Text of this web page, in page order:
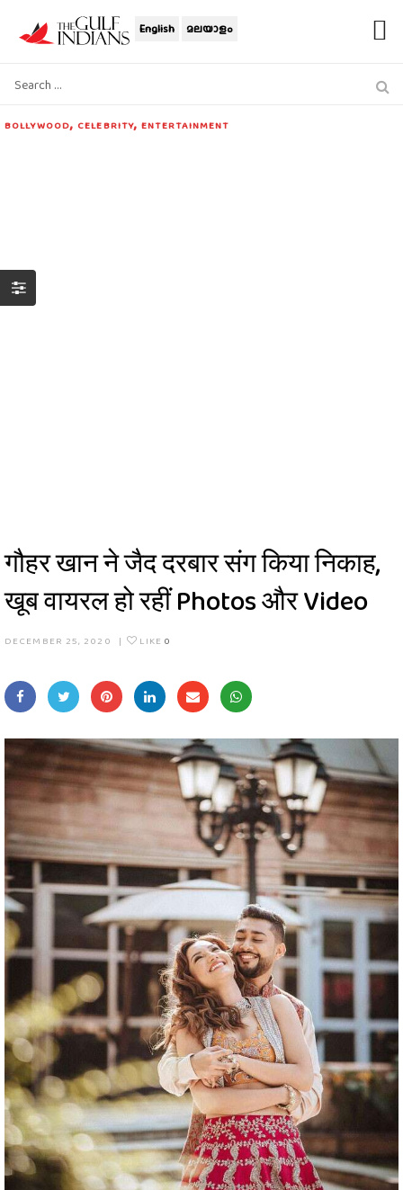
English മലയാളം
BOLLYWOOD,CELEBRITY,ENTERTAINMENT
गौहर खान ने जैद दरबार संग किया निकाह,
खूब वायरल हो रहीं Photos और Video
DECEMBER 25, 2020 | LIKE 0